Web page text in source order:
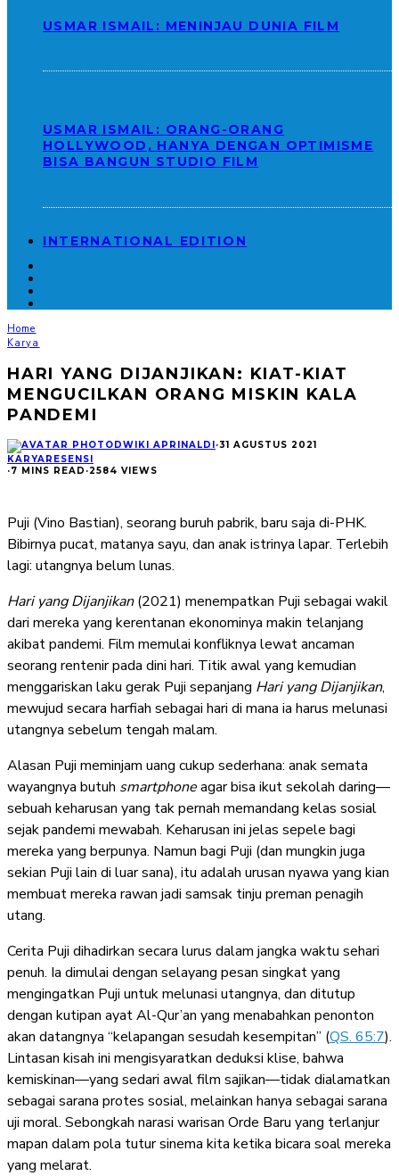
USMAR ISMAIL: MENINJAU DUNIA FILM
USMAR ISMAIL: ORANG-ORANG
HOLLYWOOD, HANYA DENGAN OPTIMISME
BISA BANGUN STUDIO FILM
INTERNATIONAL EDITION
Home
Karya
HARI YANG DIJANJIKAN: KIAT-KIAT
MENGUCILKAN ORANG MISKIN KALA
PANDEMI
DWIKI APRINALDI·31 AGUSTUS 2021
KARYARESENSI
·7 MINS READ ·2584 VIEWS
Puji (Vino Bastian), seorang buruh pabrik, baru saja di-PHK.
Bibirnya pucat, matanya sayu, dan anak istrinya lapar. Terlebih
lagi: utangnya belum lunas.
Hari yang Dijanjikan(2021) menempatkan Puji sebagai wakil
dari mereka yang kerentanan ekonominya makin telanjang
akibat pandemi. Film memulai konfliknya lewat ancaman
seorang rentenir pada dini hari. Titik awal yang kemudian
menggariskan laku gerak Puji sepanjang Hari yang Dijanjikan,
mewujud secara harfiah sebagai hari di mana ia harus melunasi
utangnya sebelum tengah malam.
Alasan Puji meminjam uang cukup sederhana: anak semata
wayangnya butuh smartphoneagar bisa ikut sekolah daring—
sebuah keharusan yang tak pernah memandang kelas sosial
sejak pandemi mewabah. Keharusan ini jelas sepele bagi
mereka yang berpunya. Namun bagi Puji (dan mungkin juga
sekian Puji lain di luar sana), itu adalah urusan nyawa yang kian
membuat mereka rawan jadi samsak tinju preman penagih
utang.
Cerita Puji dihadirkan secara lurus dalam jangka waktu sehari
penuh. Ia dimulai dengan selayang pesan singkat yang
mengingatkan Puji untuk melunasi utangnya, dan ditutup
dengan kutipan ayat Al-Qur’an yang menabahkan penonton
akan datangnya “kelapangan sesudah kesempitan” (QS. 65:7).
Lintasan kisah ini mengisyaratkan deduksi klise, bahwa
kemiskinan—yang sedari awal film sajikan—tidak dialamatkan
sebagai sarana protes sosial, melainkan hanya sebagai sarana
uji moral. Sebongkah narasi warisan Orde Baru yang terlanjur
mapan dalam pola tutur sinema kita ketika bicara soal mereka
yang melarat.